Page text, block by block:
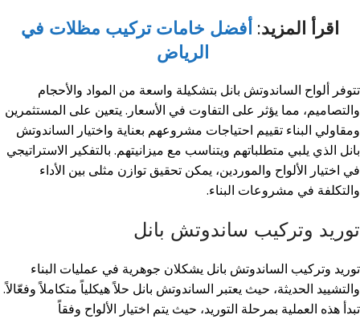
اقرأ المزيد: أفضل خامات تركيب مظلات في
الرياض
تتوفر ألواح الساندوتش بانل بتشكيلة واسعة من المواد والأحجام
والتصاميم، مما يؤثر على التفاوت في الأسعار. يتعين على المستثمرين
ومقاولي البناء تقييم احتياجات مشروعهم بعناية واختيار الساندوتش
بانل الذي يلبي متطلباتهم ويتناسب مع ميزانيتهم. بالتفكير الاستراتيجي
في اختيار الألواح والموردين، يمكن تحقيق توازن مثلى بين الأداء
والتكلفة في مشروعات البناء.
توريد وتركيب ساندوتش بانل
توريد وتركيب الساندوتش بانل يشكلان جوهرية في عمليات البناء
والتشييد الحديثة، حيث يعتبر الساندوتش بانل حلاً هيكلياً متكاملاً وفعّالاً.
تبدأ هذه العملية بمرحلة التوريد، حيث يتم اختيار الألواح وفقاً